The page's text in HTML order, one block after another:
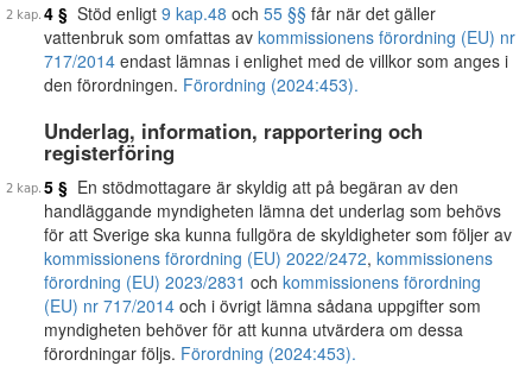
4 § Stöd enligt 9 kap.48 och 55 §§ får när det gäller
vattenbruk som omfattas av kommissionens förordning (EU) nr
717/2014 endast lämnas i enlighet med de villkor som anges i
den förordningen. Förordning (2024:453).
Underlag, information, rapportering och
registerföring
5 § En stödmottagare är skyldig att på begäran av den
handläggande myndigheten lämna det underlag som behövs
för att Sverige ska kunna fullgöra de skyldigheter som följer av
kommissionens förordning (EU) 2022/2472, kommissionens
förordning (EU) 2023/2831 och kommissionens förordning
(EU) nr 717/2014 och i övrigt lämna sådana uppgifter som
myndigheten behöver för att kunna utvärdera om dessa
förordningar följs. Förordning (2024:453).